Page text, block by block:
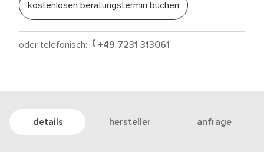
kostenlosen beratungstermin buchen
oder telefonisch: +49 7231 313061
details hersteller anfrage